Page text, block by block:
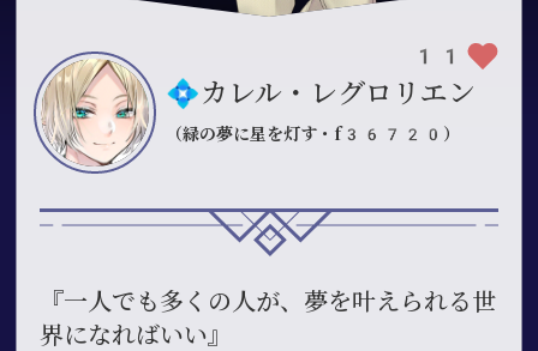
11
💠カレル・レグロリエン
（緑の夢に星を灯す・f36720）
『一人でも多くの人が、夢を叶えられる世
界になればいい』